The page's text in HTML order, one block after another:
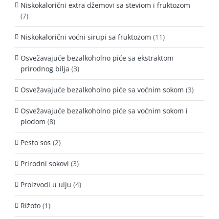
Niskokalorični extra džemovi sa steviom i fruktozom
(7)
Niskokalorični voćni sirupi sa fruktozom (11)
Osvežavajuće bezalkoholno piće sa ekstraktom
prirodnog bilja (3)
Osvežavajuće bezalkoholno piće sa voćnim sokom (3)
Osvežavajuće bezalkoholno piće sa voćnim sokom i
plodom (8)
Pesto sos (2)
Prirodni sokovi (3)
Proizvodi u ulju (4)
Rižoto (1)